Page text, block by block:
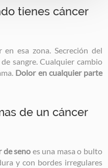
tienes cáncer
esa zona. Secreción del
sangre. Cualquier cambio
Dolor en cualquier parte
de un cáncer
de seno es una masa o bulto
y con bordes irregulares